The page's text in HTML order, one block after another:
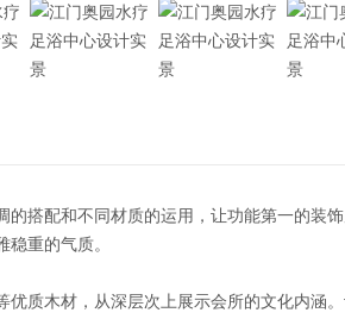
搭配和不同材质的运用，让功能第一的装
重的气质。
质木材，从深层次上展示会所的文化内涵